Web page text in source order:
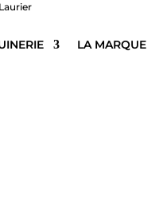
LA MARQUE